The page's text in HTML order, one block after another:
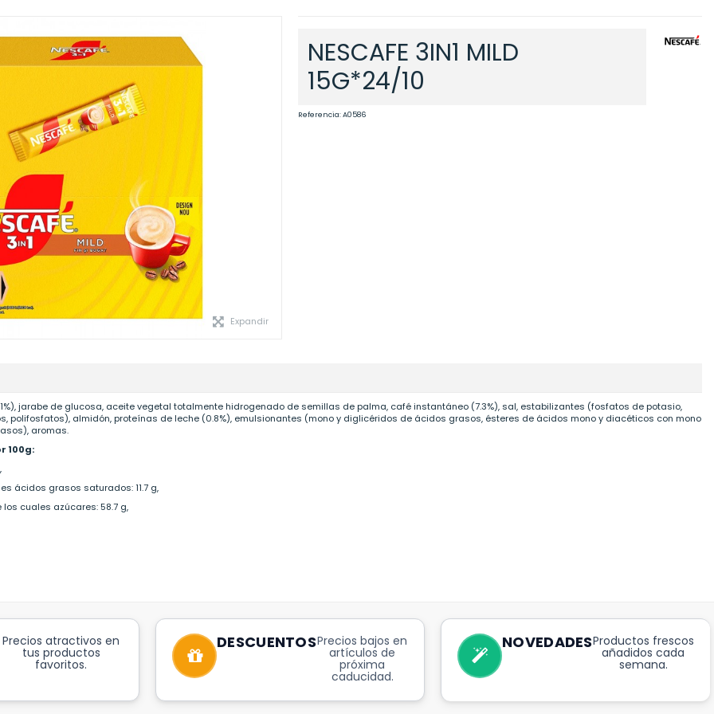
Expandir
NESCAFE 3IN1 MILD
15G*24/10
Referencia:A0586
jarabe de glucosa, aceite vegetal totalmente hidrogenado de semillas de palma, café instantáneo (7.3%), sal, estabilizantes (fosfatos de potasio,
polifosfatos), almidón, proteínas de leche (0.8%), emulsionantes (mono y diglicéridos de ácidos grasos, ésteres de ácidos mono y diacéticos con mono
aromas.
100g:
ácidos grasos saturados: 11.7 g,
los cuales azúcares: 58.7 g,
Precios atractivos en
tus productos
favoritos.
DESCUENTOSPrecios bajos en
artículos de
próxima
caducidad.
NOVEDADESProductos frescos
añadidos cada
semana.